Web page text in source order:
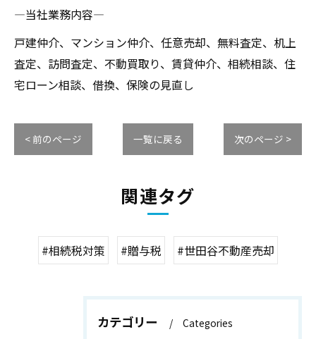
―当社業務内容―
戸建仲介、マンション仲介、任意売却、無料査定、机上
査定、訪問査定、不動買取り、賃貸仲介、相続相談、住
宅ローン相談、借換、保険の見直し
< 前のページ 一覧に戻る 次のページ >
関連タグ
#相続税対策 #贈与税 #世田谷不動産売却
カテゴリー Categories